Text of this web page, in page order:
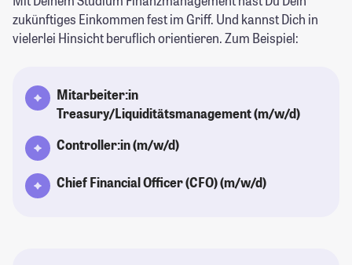
zukünftiges Einkommen fest im Griff. Und kannst Dich in
vielerlei Hinsicht beruflich orientieren. Zum Beispiel:
Mitarbeiter:in
Treasury/Liquiditätsmanagement (m/w/d)
Controller:in (m/w/d)
Chief Financial Officer (CFO) (m/w/d)